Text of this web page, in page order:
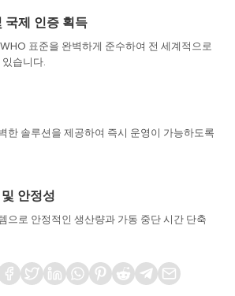
국제 인증 획득
표준을 완벽하게 준수하여 전 세계적으로
습니다.
한 솔루션을 제공하여 즉시 운영이 가능하도록
안정성
으로 안정적인 생산량과 가동 중단 시간 단축